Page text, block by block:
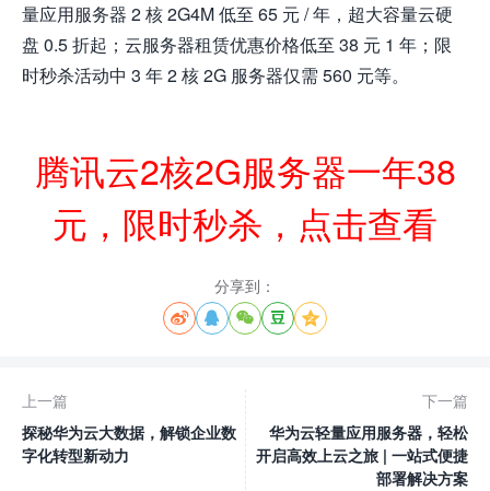
量应用服务器 2 核 2G4M 低至 65 元 / 年，超大容量云硬
盘 0.5 折起；云服务器租赁优惠价格低至 38 元 1 年；限
时秒杀活动中 3 年 2 核 2G 服务器仅需 560 元等。
腾讯云2核2G服务器一年38
元，限时秒杀，点击查看
分享到：
    
上一篇
探秘华为云大数据，解锁企业数
字化转型新动力
下一篇
华为云轻量应用服务器，轻松
开启高效上云之旅 | 一站式便捷
部署解决方案